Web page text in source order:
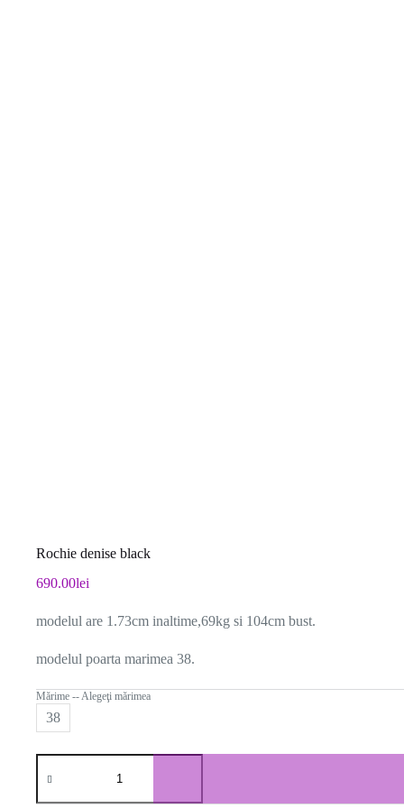
Rochie denise black
690.00lei
modelul are 1.73cm inaltime,69kg si 104cm bust.
modelul poarta marimea 38.
Mărime -- Alegeţi mărimea
38
Cantitate
Rochie